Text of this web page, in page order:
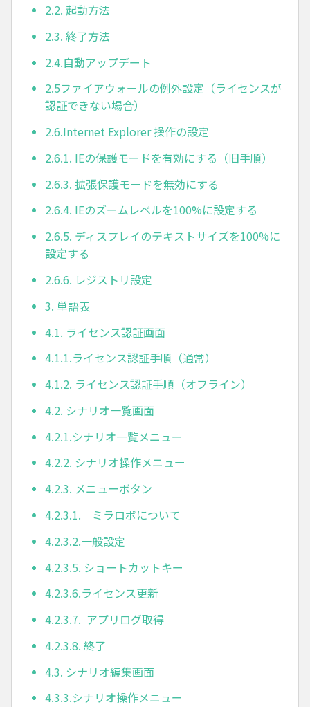
2.2. 起動方法
2.3. 終了方法
2.4.自動アップデート
2.5ファイアウォールの例外設定（ライセンスが
認証できない場合）
2.6.Internet Explorer 操作の設定
2.6.1. IEの保護モードを有効にする（旧手順）
2.6.3. 拡張保護モードを無効にする
2.6.4. IEのズームレベルを100%に設定する
2.6.5. ディスプレイのテキストサイズを100%に
設定する
2.6.6. レジストリ設定
3. 単語表
4.1. ライセンス認証画面
4.1.1.ライセンス認証手順（通常）
4.1.2. ライセンス認証手順（オフライン）
4.2. シナリオ一覧画面
4.2.1.シナリオ一覧メニュー
4.2.2. シナリオ操作メニュー
4.2.3. メニューボタン
4.2.3.1. ミラロボについて
4.2.3.2.一般設定
4.2.3.5. ショートカットキー
4.2.3.6.ライセンス更新
4.2.3.7. アプリログ取得
4.2.3.8. 終了
4.3. シナリオ編集画面
4.3.3.シナリオ操作メニュー